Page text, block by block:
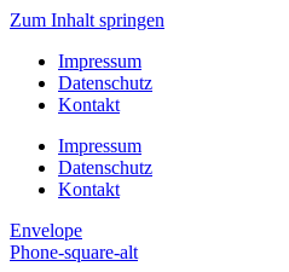
Zum Inhalt springen
Impressum
Datenschutz
Kontakt
Impressum
Datenschutz
Kontakt
Envelope
Phone-square-alt